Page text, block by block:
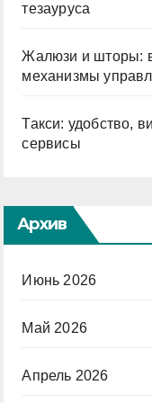
тезауруса
Жалюзи и шторы:
механизмы
Такси: удобство,
сервисы
Архив
Июнь 2026
Май 2026
Апрель 2026